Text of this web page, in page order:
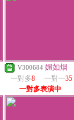
V300684 媚如烟
一對多8 一對一35
一對多表演中